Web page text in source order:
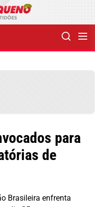
para
de
Brasileira enfrenta